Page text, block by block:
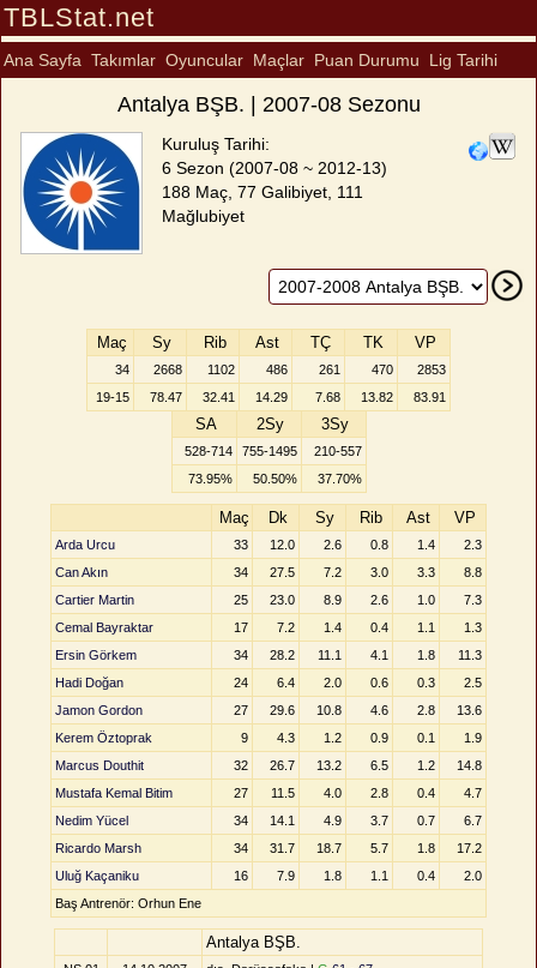
TBLStat.net
Ana Sayfa Takımlar Oyuncular Maçlar Puan Durumu Lig Tarihi
Antalya BŞB. | 2007-08 Sezonu
Kuruluş Tarihi:
6 Sezon (2007-08 ~ 2012-13)
188 Maç, 77 Galibiyet, 111
Mağlubiyet
Maç Sy Rib Ast TÇ TK VP
34 2668 1102 486 261 470
2853
19-15
78.47 32.41 14.29 7.68 13.82 83.91
SA 2Sy 3Sy
528-714 755-1495
210-557
73.95%
50.50% 37.70%
Maç Dk Sy Rib Ast VP
Arda Urcu 33 12.0 2.6 0.8 1.4
2.3
Can Akın
34 27.5 7.2 3.0 3.3
8.8
Cartier Martin
25 23.0 8.9 2.6 1.0
7.3
Cemal Bayraktar
17 7.2 1.4 0.4 1.1
1.3
Ersin Görkem
34 28.2 11.1 4.1 1.8
11.3
Hadi Doğan
24 6.4 2.0 0.6 0.3
2.5
Jamon Gordon
27 29.6 10.8 4.6 2.8
13.6
Kerem Öztoprak
9 4.3 1.2 0.9 0.1
1.9
Marcus Douthit
32 26.7 13.2 6.5 1.2
14.8
Mustafa Kemal Bitim
27 11.5 4.0 2.8 0.4
4.7
Nedim Yücel
34 14.1 4.9 3.7 0.7
6.7
Ricardo Marsh
34 31.7 18.7 5.7 1.8
17.2
Uluğ Kaçaniku
16 7.9 1.8 1.1 0.4
2.0
Baş Antrenör: Orhun Ene
Antalya BŞB.